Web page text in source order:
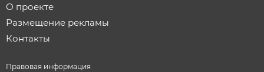
О проекте
Размещение рекламы
Контакты
Правовая информация